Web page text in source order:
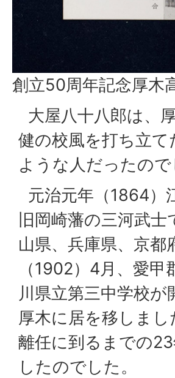
創立50周年記念厚木
大屋八十八郎は、
健の校風を打ち立
ような人だったので
元治元年（1864）
旧岡崎藩の三河武
山県、兵庫県、京
（1902）4月、愛
川県立第三中学校
厚木に居を移しま
離任に到るまでの
したのでした。